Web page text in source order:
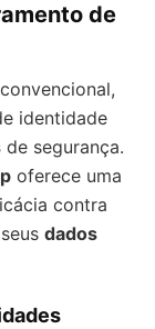
de
identidade
de segurança.
oferece uma
contra
dados